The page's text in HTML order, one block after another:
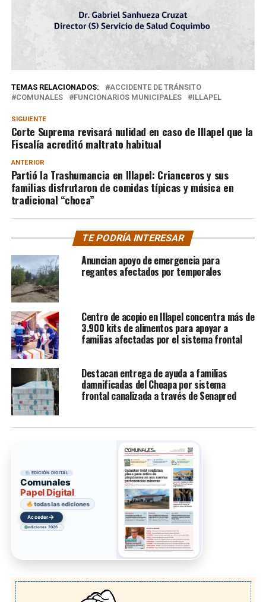
TEMAS RELACIONADOS:
ACCIDENTE DE TRÁNSITO
COMUNALES
FUNCIONARIOS MUNICIPALES ILLAPEL
SIGUIENTE
Corte Suprema revisará nulidad en caso de Illapel que la
Fiscalía acreditó maltrato habitual
ANTERIOR
Partió la Trashumancia en Illapel: Crianceros y sus
familias disfrutaron de comidas típicas y música en
tradicional “choca”
TE PODRÍA INTERESAR
Anuncian apoyo de emergencia para
regantes afectados por temporales
Centro de acopio en Illapel concentra más de
3.900 kits de alimentos para apoyar a
familias afectadas por el sistema frontal
Destacan entrega de ayuda a familias
damnificadas del Choapa por sistema
frontal canalizada a través de Senapred
EDICIÓN DIGITAL
Comunales
Papel Digital
todas las ediciones
Acceder→
ediciones 2026